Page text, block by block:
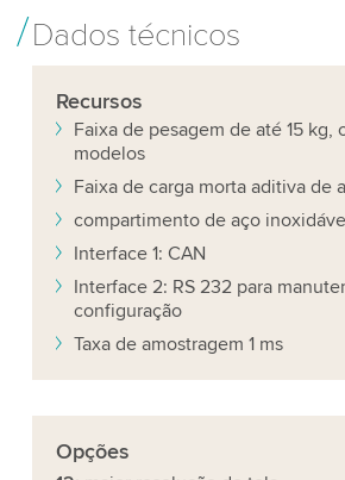
Dados técnicos
Recursos
Faixa de pesagem de até 15 kg,
modelos
Faixa de carga morta aditiva de
compartimento de aço
Interface 1: CAN
Interface 2: RS 232 para
configuração
Taxa de amostragem 1 ms
Opções